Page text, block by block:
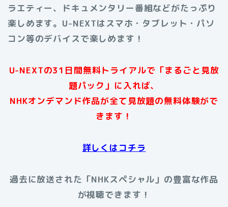
ラエティー、ドキュメンタリー番組などがたっぷり
楽しめます。 U-NEXTはスマホ・タブレット・パソ
コン等のデバイスで楽しめます！
U-NEXTの31日間無料トライアルで「まるごと見放
題パック」に入れば、
NHKオンデマンド作品が全て見放題の無料体験がで
きます！
詳しくはコチラ
過去に放送された 「NHKスペシャル」 の豊富な作品
が視聴できます！